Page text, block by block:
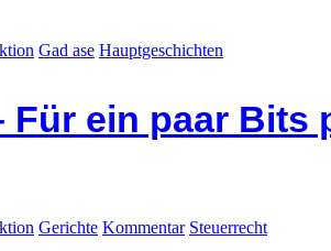
Gad ase Hauptgeschichten
Für ein paar
Gerichte Kommentar Steuerrecht